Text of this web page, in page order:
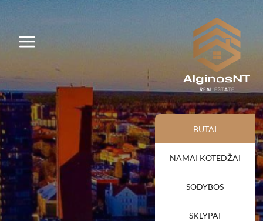
BUTAI
NAMAI KOTEDŽAI
SODYBOS
SKLYPAI